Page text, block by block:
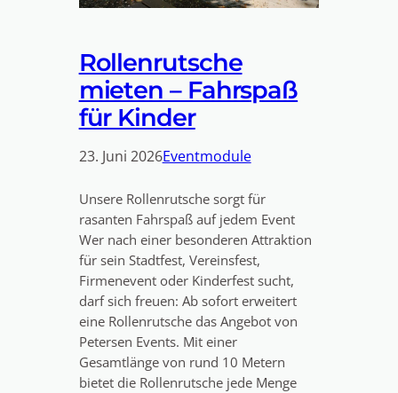
Rollenrutsche
mieten – Fahrspaß
für Kinder
23. Juni 2026Eventmodule
Unsere Rollenrutsche sorgt für
rasanten Fahrspaß auf jedem Event
Wer nach einer besonderen Attraktion
für sein Stadtfest, Vereinsfest,
Firmenevent oder Kinderfest sucht,
darf sich freuen: Ab sofort erweitert
eine Rollenrutsche das Angebot von
Petersen Events. Mit einer
Gesamtlänge von rund 10 Metern
bietet die Rollenrutsche jede Menge